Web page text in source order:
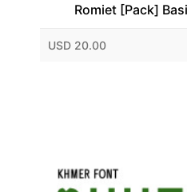
Romiet [Pack]
USD 20.00